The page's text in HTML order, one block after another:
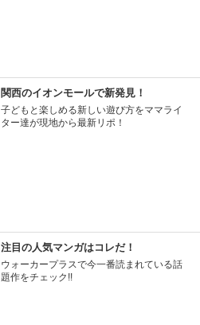
関西のイオンモールで新発見！
子どもと楽しめる新しい遊び方をママライ
ター達が現地から最新リポ！
注目の人気マンガはコレだ！
ウォーカープラスで今一番読まれている話
題作をチェック!!